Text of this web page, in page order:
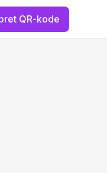
QR-kode